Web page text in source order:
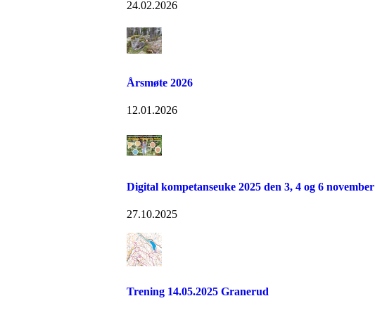
24.02.2026
Årsmøte 2026
12.01.2026
Digital kompetanseuke 2025 den 3, 4 og 6 november
27.10.2025
Trening 14.05.2025 Granerud